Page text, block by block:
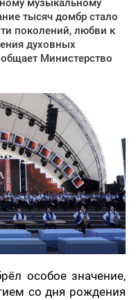
музыкальному
тысяч домбр стало
поколений, любви к
духовных
Министерство
особое значение,
со дня рождения